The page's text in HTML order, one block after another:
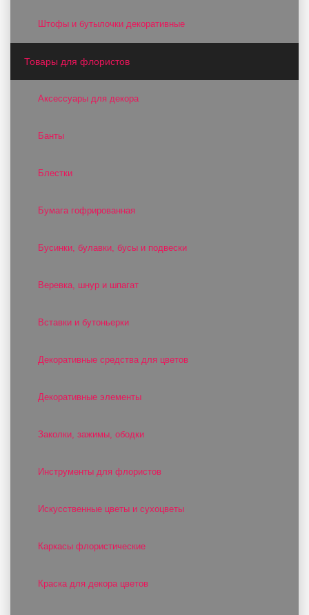
Штофы и бутылочки декоративные
Товары для флористов
Аксессуары для декора
Банты
Блестки
Бумага гофрированная
Бусинки, булавки, бусы и подвески
Веревка, шнур и шпагат
Вставки и бутоньерки
Декоративные средства для цветов
Декоративные элементы
Заколки, зажимы, ободки
Инструменты для флористов
Искусственные цветы и сухоцветы
Каркасы флористические
Краска для декора цветов